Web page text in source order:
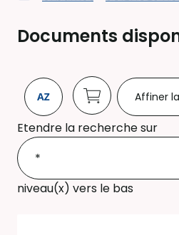
Documents
Affiner
Etendre la recherche sur
niveau(x) vers le bas